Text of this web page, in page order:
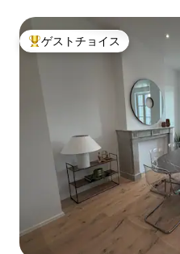
大好評のゲストチョイスです。
ゲストチョイス